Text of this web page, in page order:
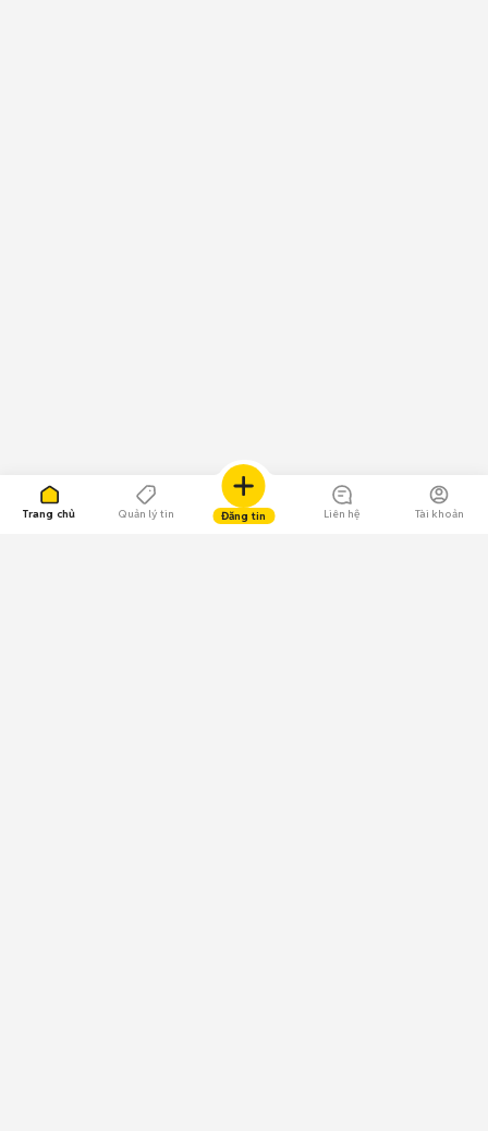
Trang chủ Quản lý tin Đăng tin Liên hệ Tài khoản